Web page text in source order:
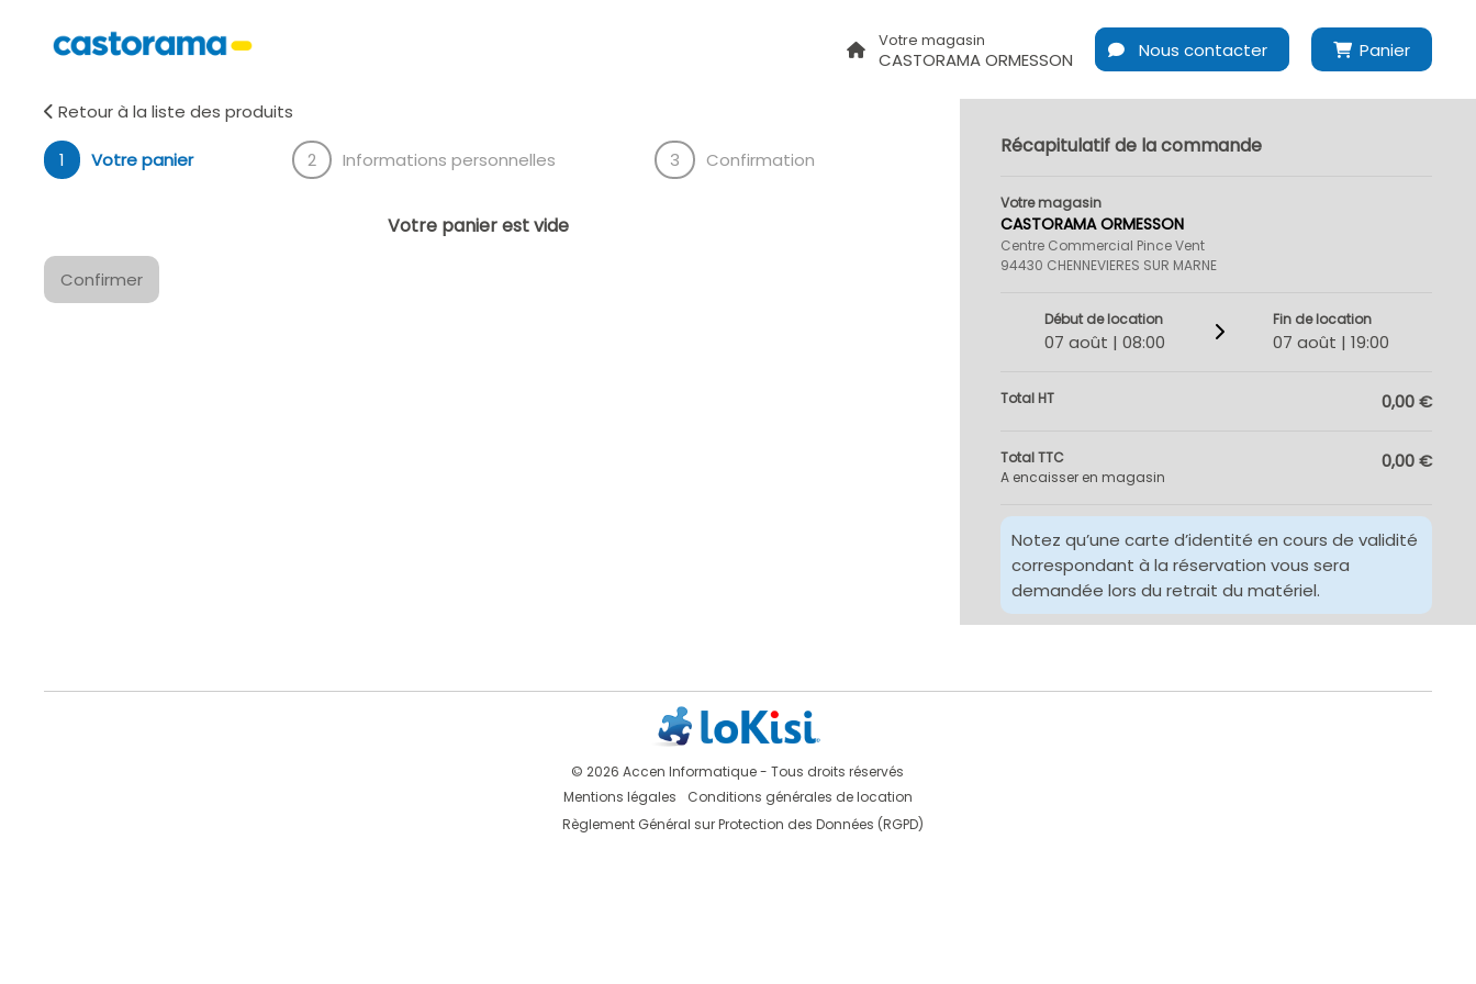
Votre magasin
CASTORAMA ORMESSON Nous contacter Panier
Retour à la liste des produits
1 Votre panier 2 Informations personnelles 3 Confirmation
Votre panier est vide
Confirmer
Récapitulatif de la commande
Votre magasin
CASTORAMA ORMESSON
Centre Commercial Pince Vent
94430 CHENNEVIERES SUR MARNE
Début de location
07 août | 08:00
Fin de location
07 août | 19:00
Total HT 0,00 €
Total TTC
A encaisser en magasin
0,00 €
Notez qu’une carte d’identité en cours de validité
correspondant à la réservation vous sera
demandée lors du retrait du matériel.
© 2026 Accen Informatique - Tous droits réservés
Mentions légales
Conditions générales de location
Règlement Général sur Protection des Données (RGPD)